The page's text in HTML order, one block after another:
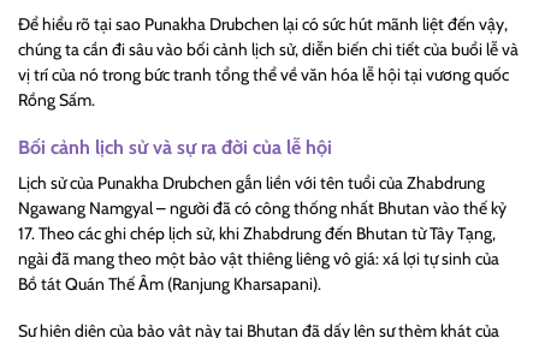
Để hiểu rõ tại sao Punakha Drubchen lại có sức hút mãnh liệt đến vậy,
chúng ta cần đi sâu vào bối cảnh lịch sử, diễn biến chi tiết của buổi lễ và
vị trí của nó trong bức tranh tổng thể về văn hóa lễ hội tại vương quốc
Rồng Sấm.
Bối cảnh lịch sử và sự ra đời của lễ hội
Lịch sử của Punakha Drubchen gắn liền với tên tuổi của Zhabdrung
Ngawang Namgyal – người đã có công thống nhất Bhutan vào thế kỷ
17. Theo các ghi chép lịch sử, khi Zhabdrung đến Bhutan từ Tây Tạng,
ngài đã mang theo một bảo vật thiêng liêng vô giá: xá lợi tự sinh của
Bồ tát Quán Thế Âm (Ranjung Kharsapani).
Sự hiện diện của bảo vật này tại Bhutan đã dấy lên sự thèm khát của